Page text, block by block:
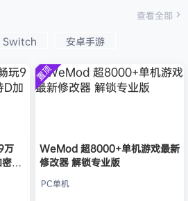
中文
Dark
Creed
拟机
》
n Desert
HYPERVI
SOR）免
安装中文
版
9：安魂
Requiem
）免安装
中文版
加入本站
17小时前
入本站
18小时前
松 加入本站 8月9日
取 64 点积分
8月8日
加入本站
8月8日
8月8日
Switch 安卓手游
查看全部
万
以
置顶
WeMod 超8000+单机游戏最新
修改器 解锁专业版
PC单机